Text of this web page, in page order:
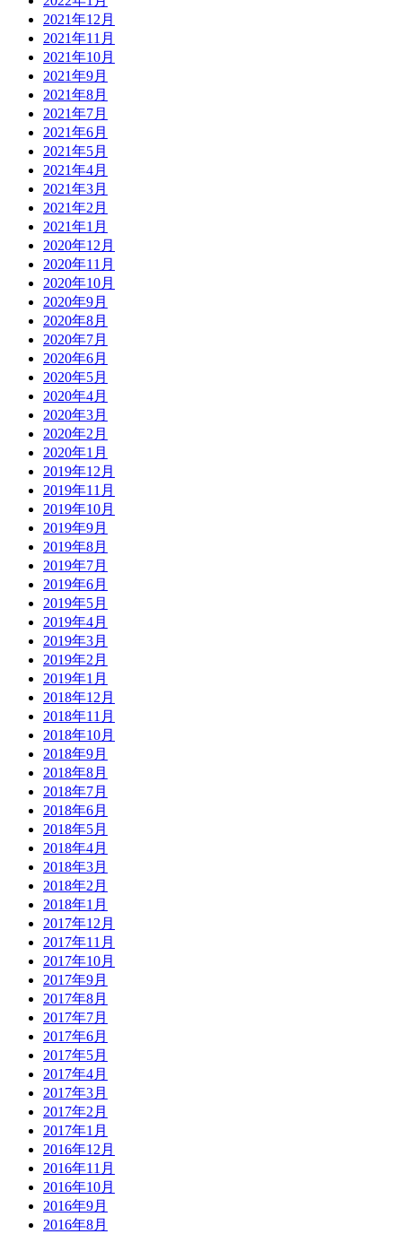
2021年12月
2021年11月
2021年10月
2021年9月
2021年8月
2021年7月
2021年6月
2021年5月
2021年4月
2021年3月
2021年2月
2021年1月
2020年12月
2020年11月
2020年10月
2020年9月
2020年8月
2020年7月
2020年6月
2020年5月
2020年4月
2020年3月
2020年2月
2020年1月
2019年12月
2019年11月
2019年10月
2019年9月
2019年8月
2019年7月
2019年6月
2019年5月
2019年4月
2019年3月
2019年2月
2019年1月
2018年12月
2018年11月
2018年10月
2018年9月
2018年8月
2018年7月
2018年6月
2018年5月
2018年4月
2018年3月
2018年2月
2018年1月
2017年12月
2017年11月
2017年10月
2017年9月
2017年8月
2017年7月
2017年6月
2017年5月
2017年4月
2017年3月
2017年2月
2017年1月
2016年12月
2016年11月
2016年10月
2016年9月
2016年8月